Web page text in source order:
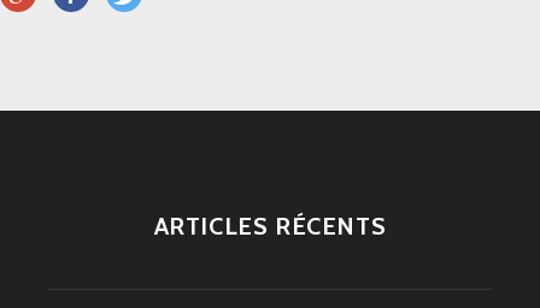
ARTICLES RÉCENTS